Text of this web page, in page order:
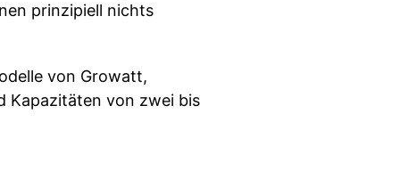
prinzipiell nichts
von Growatt,
Kapazitäten von zwei bis